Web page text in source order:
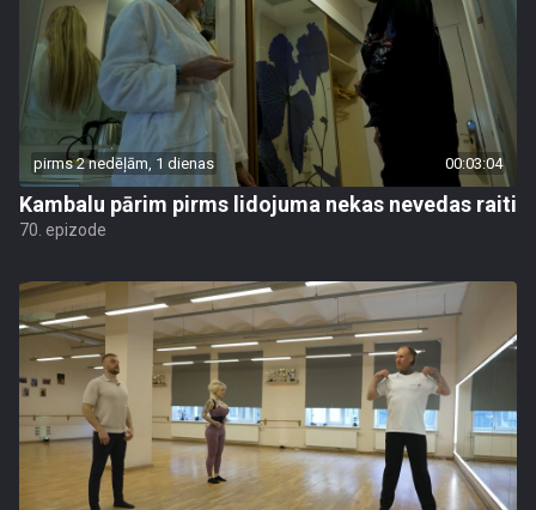
pirms 2 nedēļām, 1 dienas 00:03:04
Kambalu pārim pirms lidojuma nekas nevedas raiti
70. epizode